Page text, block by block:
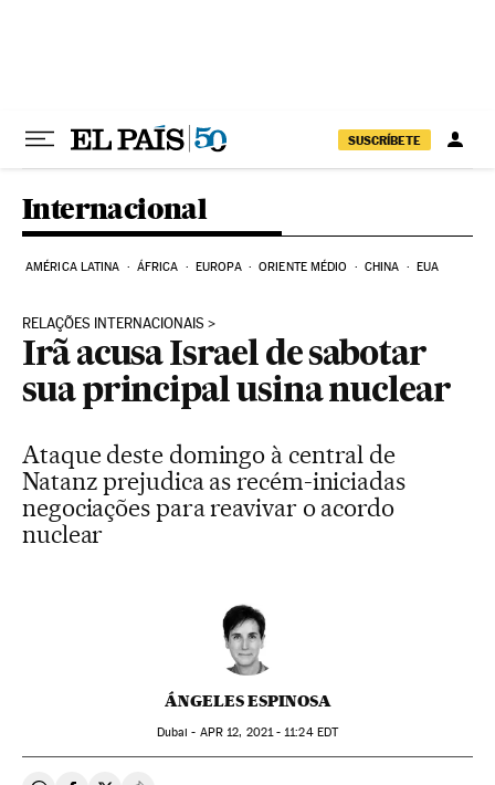
SUSCRÍBETE
Internacional
AMÉRICA LATINA ÁFRICA EUROPA ORIENTE MÉDIO CHINA EUA
RELAÇÕES INTERNACIONAIS
Irã acusa Israel de sabotar
sua principal usina nuclear
Ataque deste domingo à central de
Natanz prejudica as recém-iniciadas
negociações para reavivar o acordo
nuclear
ÁNGELES ESPINOSA
Dubai - APR 12, 2021 - 11:24EDT